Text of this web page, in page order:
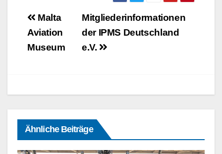
Beitragsnavigation
Mitgliederinformationen
der IPMS Deutschland
e.V.
Malta
Aviation
Museum
Ähnliche Beiträge